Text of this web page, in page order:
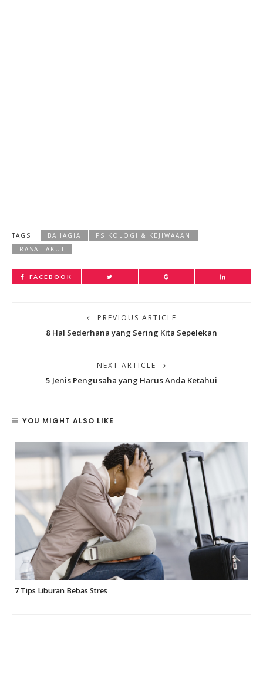
TAGS : BAHAGIA
PSIKOLOGI & KEJIWAAAN
RASA TAKUT
FACEBOOK
PREVIOUS ARTICLE
8 Hal Sederhana yang Sering Kita Sepelekan
NEXT ARTICLE
5 Jenis Pengusaha yang Harus Anda Ketahui
YOU MIGHT ALSO LIKE
7 Tips Liburan Bebas Stres